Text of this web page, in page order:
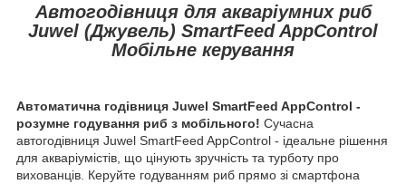
Автогодівниця для акваріумних риб
Juwel (Джувель) SmartFeed AppControl
Мобільне керування
Автоматична годівниця Juwel SmartFeed AppControl -
розумне годування риб з мобільного! Сучасна
автогодівниця Juwel SmartFeed AppControl - ідеальне рішення
для акваріумістів, що цінують зручність та турботу про
вихованців. Керуйте годуванням риб прямо зі смартфона